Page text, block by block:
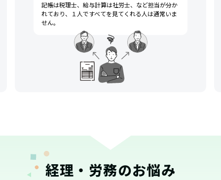
記帳は税理士、給与計算は社労士、など担当が分か
れており、１人ですべてを見てくれる人は通常いま
せん。
経理・労務のお悩み